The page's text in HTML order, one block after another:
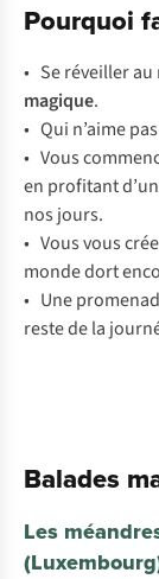
Pourquoi
• Se réveiller
magique.
• Qui n’aime
• Vous
en profitant
nos jours.
• Vous vous
monde dort
• Une
reste de la
Balades
Les